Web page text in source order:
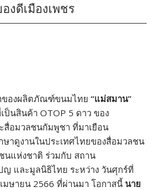
งดีเมืองเพชร
ของผลิตภัณฑ์ขนมไทย“แม่สมาน”
ป็นสินค้า OTOP 5 ดาว ของ
สื่อมวลชนกัมพูชา ที่มาเยือน
ษาดูงานในประเทศไทยของสื่อมวลชน
นแห่งชาติ ร่วมกับ สถาน
และมูลนิธิไทย ระหว่าง วันศุกร์ที่
มษายน 2566 ที่ผ่านมา โอกาสนี้ นาย